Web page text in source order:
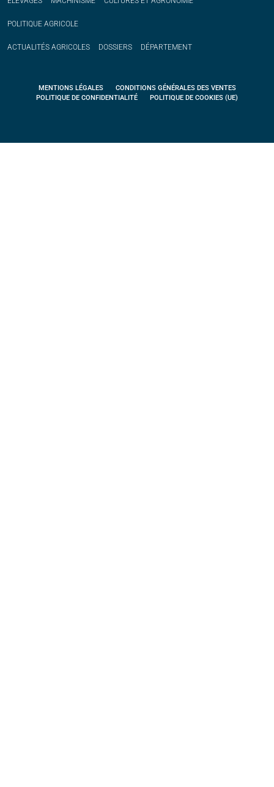
POLITIQUE AGRICOLE
ACTUALITÉS AGRICOLES DOSSIERS DÉPARTEMENT
MENTIONS LÉGALES
CONDITIONS GÉNÉRALES DES VENTES
POLITIQUE DE CONFIDENTIALITÉ
POLITIQUE DE COOKIES (UE)